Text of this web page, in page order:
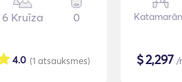
6 Kruīza 0
(1 atsauksmes)
4.0 $2,297 /